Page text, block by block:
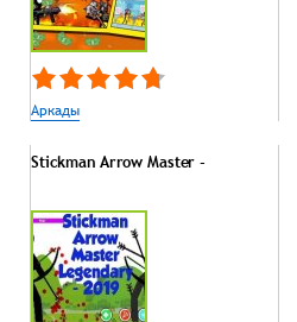
Аркады
Stickman Arrow Master -